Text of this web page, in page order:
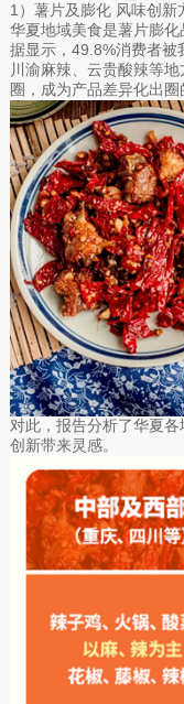
1）薯片及膨化 风味创新
华夏地域美食是薯片膨化
据显示，49.8%消费者被
川渝麻辣、云贵酸辣等
圈，成为产品差异化出圈
对此，报告分析了华夏
创新带来灵感。